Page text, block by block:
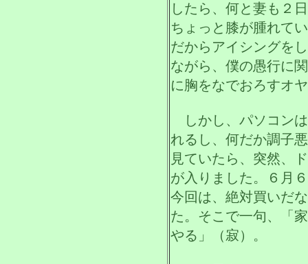
したら、何と妻も２
ちょっと膝が腫れて
だからアイシングを
ながら、僕の愚行に
に胸をなでおろすオ
しかし、パソコン
れるし、何だか調子
見ていたら、突然、
が入りました。６月
今回は、絶対買いだ
た。そこで一句、「
やる」（寂）。